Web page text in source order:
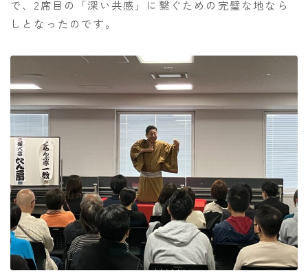
で、2席目の「深い共感」に繋ぐための完璧な地なら
しとなったのです。